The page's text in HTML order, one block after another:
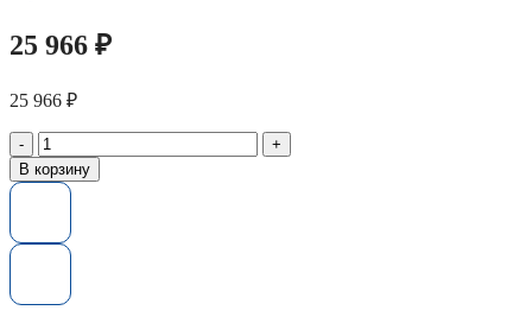
25 966 ₽
25 966 ₽
Количество
товара
Жесткий
HP
1TB
6G
В корзину